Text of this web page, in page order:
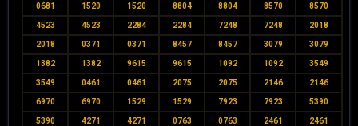
0681 1520 1520 8804 8804 8570 8570
4523 4523 2284 2284 7248 7248 2018
2018 0371 0371 8457 8457 3079 3079
1382 1382 9615 9615 1092 1092 3549
3549 0461 0461 2075 2075 2146 2146
6970 6970 1529 1529 7923 7923 5390
5390 4271 4271 0763 0763 2461 2461